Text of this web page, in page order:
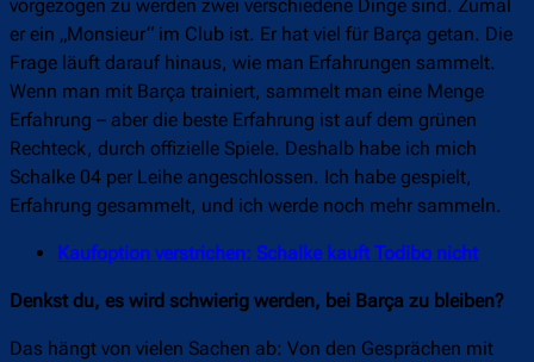
vorgezogen zu werden zwei verschiedene Dinge sind. Zumal
er ein „Monsieur“ im Club ist. Er hat viel für Barça getan. Die
Frage läuft darauf hinaus, wie man Erfahrungen sammelt.
Wenn man mit Barça trainiert, sammelt man eine Menge
Erfahrung – aber die beste Erfahrung ist auf dem grünen
Rechteck, durch offizielle Spiele. Deshalb habe ich mich
Schalke 04 per Leihe angeschlossen. Ich habe gespielt,
Erfahrung gesammelt, und ich werde noch mehr sammeln.
Kaufoption verstrichen: Schalke kauft Todibo nicht
Denkst du, es wird schwierig werden, bei Barça zu bleiben?
Das hängt von vielen Sachen ab: Von den Gesprächen mit